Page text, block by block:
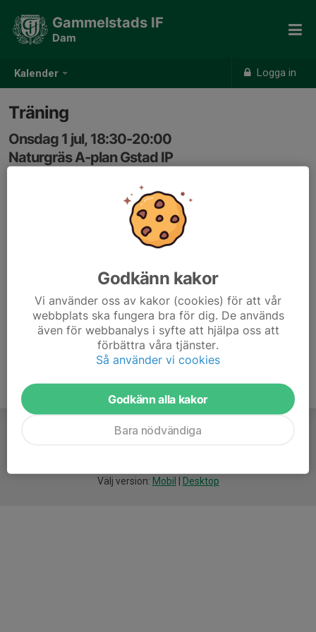
Kalender Logga in
Gammelstads IF
Dam
Träning
Onsdag 1 jul, 18:30-20:00
Naturgräs A-plan Gstad IP
Välj version: Mobil Desktop
Godkänn kakor
Vi använder oss av kakor (cookies) för att vår
webbplats ska fungera bra för dig. De används
även för webbanalys i syfte att hjälpa oss att
förbättra våra tjänster.
Så använder vi cookies
Godkänn alla kakor
Bara nödvändiga